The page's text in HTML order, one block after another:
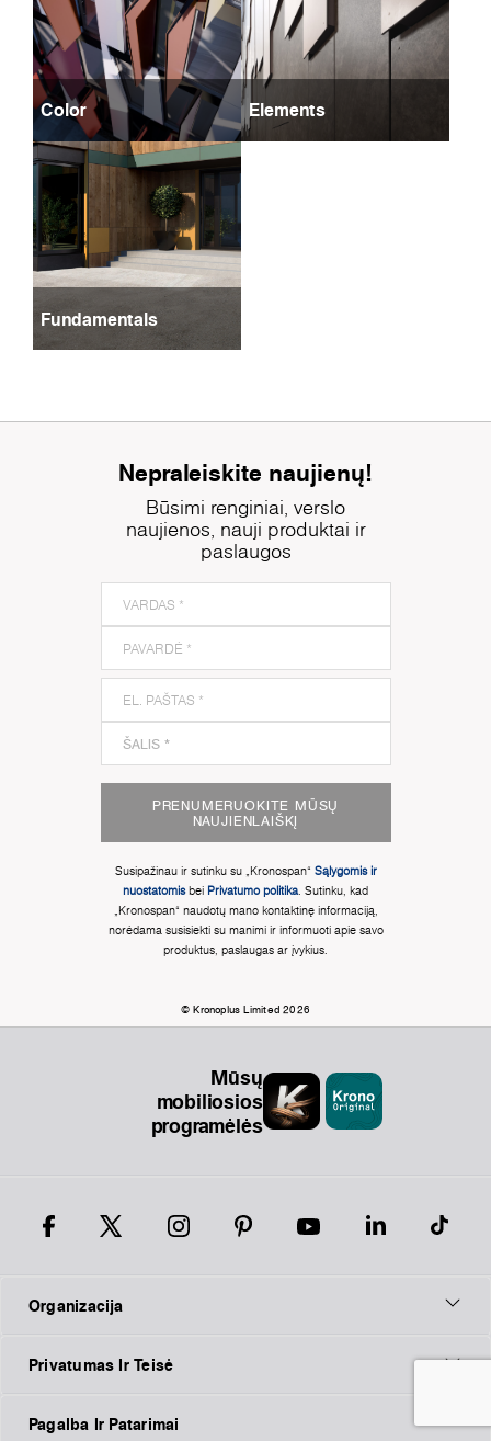
Color Elements
Fundamentals
Nepraleiskite naujienų!
Būsimi renginiai, verslo
naujienos, nauji produktai ir
paslaugos
PRENUMERUOKITE MŪSŲ
NAUJIENLAIŠKĮ
Susipažinau ir sutinku su „Kronospan“ Sąlygomis ir
nuostatomisbei Privatumo politika. Sutinku, kad
„Kronospan“ naudotų mano kontaktinę informaciją,
norėdama susisiekti su manimi ir informuoti apie savo
produktus, paslaugas ar įvykius.
© Kronoplus Limited 2026
Mūsų
mobiliosios
programėlės
Organizacija
Privatumas Ir Teisė
Pagalba Ir Patarimai